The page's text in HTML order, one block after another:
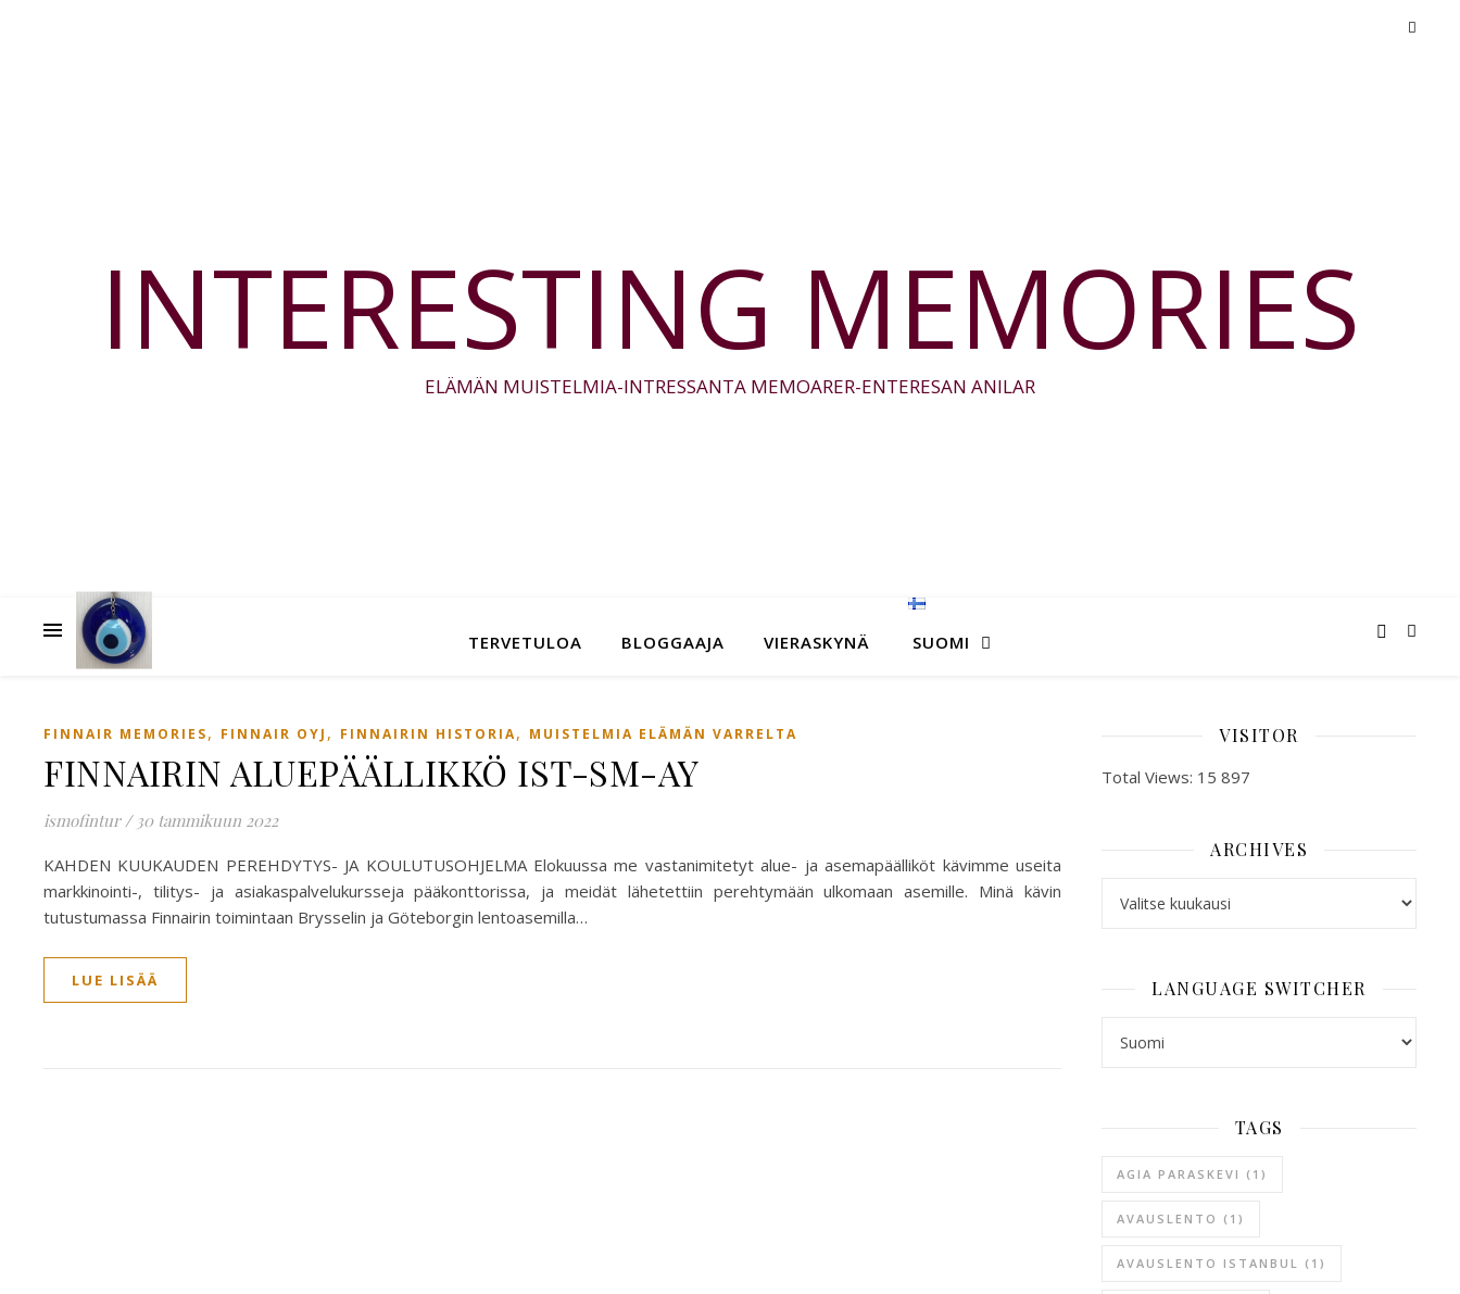
INTERESTING MEMORIES
ELÄMÄN MUISTELMIA-INTRESSANTA MEMOARER-ENTERESAN ANILAR
TERVETULOA BLOGGAAJA VIERASKYNÄ SUOMI
FINNAIR MEMORIES, FINNAIR OYJ , FINNAIRIN HISTORIA, MUISTELMIA ELÄMÄN VARRELTA
FINNAIRIN ALUEPÄÄLLIKKÖ IST-SM-AY
ismofintur / 30 tammikuun 2022
KAHDEN KUUKAUDEN PEREHDYTYS- JA KOULUTUSOHJELMA Elokuussa me vastanimitetyt alue- ja asemapäälliköt kävimme useita
markkinointi-, tilitys- ja asiakaspalvelukursseja pääkonttorissa, ja meidät lähetettiin perehtymään ulkomaan asemille. Minä kävin
tutustumassa Finnairin toimintaan Brysselin ja Göteborgin lentoasemilla…
LUE LISÄÄ
VISITOR
Total Views: 15 897
ARCHIVES
LANGUAGE SWITCHER
TAGS
AGIA PARASKEVI (1)
AVAUSLENTO (1)
AVAUSLENTO ISTANBUL (1)